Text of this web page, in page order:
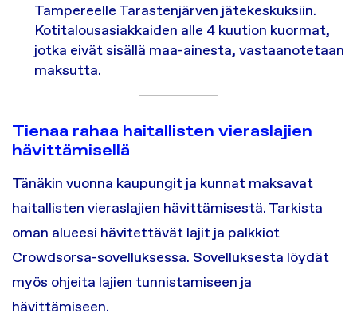
Tampereelle Tarastenjärven jätekeskuksiin.
Kotitalousasiakkaiden alle 4 kuution kuormat,
jotka eivät sisällä maa-ainesta, vastaanotetaan
maksutta.
Tienaa rahaa haitallisten vieraslajien
hävittämisellä
Tänäkin vuonna kaupungit ja kunnat maksavat
haitallisten vieraslajien hävittämisestä. Tarkista
oman alueesi hävitettävät lajit ja palkkiot
Crowdsorsa-sovelluksessa. Sovelluksesta löydät
myös ohjeita lajien tunnistamiseen ja
hävittämiseen.